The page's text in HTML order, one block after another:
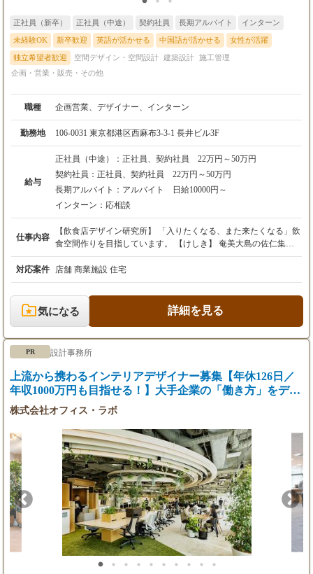
正社員（新卒） 正社員（中途） 契約社員 長期アルバイト インターン
未経験OK 新卒歓迎 英語が活かせる 中国語が活かせる 女性が活躍
独立希望者歓迎 空間デザイン・空間設計 建築設計 施工管理
企画・営業・販売・その他
職種 企画営業、デザイナー、インターン
勤務地 106-0031 東京都港区西麻布3-3-1 長井ビル3F
給与
正社員（中途）： 正社員、契約社員 22万円～50万円
契約社員： 正社員、契約社員 22万円～50万円
長期アルバイト： アルバイト 日給10000円～
インターン： 応相談
仕事内容
【飲食店デザイン研究所】 「入りたくなる、また来たくなる」飲
食空間作りを目指しています。 【けしき】 奄美大島の佐仁集落
にて、地域創生を行っています。設計から大工まで行います。古
民家再生を通して、一緒に活動できる方を探しております。 【コ
ンテナイズム】 コンテナ特許を活用したコンテナホテルやハウス
を使っています。 【房総イズム】 東京から千葉への移住計画を
進めています。千葉の別荘や住宅を設計から施工まで行っていま
す。 株式会社ハーミットクラブデザイン 代表取締役 齋藤 俊一
対応案件 店舗 商業施設 住宅
気になる 詳細を見る
PR 設計事務所
上流から携わるインテリアデザイナー募集【年休126日／
年収1000万円も目指せる！】大手企業の「働き方」をデザ
インする！
株式会社オフィス・ラボ